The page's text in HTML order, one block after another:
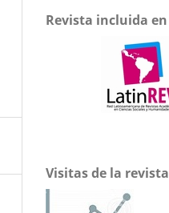
Revista incluida en
Visitas de la revista